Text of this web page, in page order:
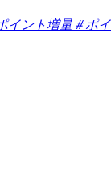
イント増量＃ポ